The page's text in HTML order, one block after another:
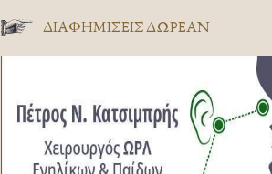
ΔΙΑΦΗΜΊΣΕΙΣ ΔΩΡΕΆΝ